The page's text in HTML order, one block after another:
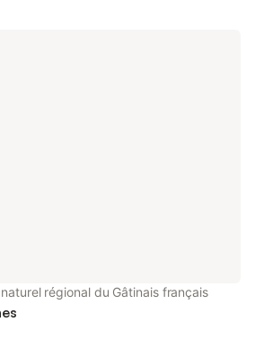
régional du Gâtinais français